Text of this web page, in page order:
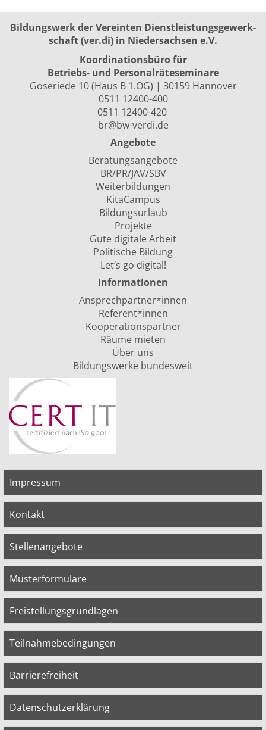
Bildungswerk der Vereinten Dienst­leis­tungs­ge­werk­
schaft (ver.di) in Niedersachsen e.V.
Koordinationsbüro für
Betriebs- und Personalräte­seminare
Goseriede 10 (Haus B 1.OG) | 30159 Hannover
0511 12400-400
0511 12400-420
br@bw-verdi.de
Angebote
Beratungsangebote
BR/PR/JAV/SBV
Weiterbildungen
KitaCampus
Bildungsurlaub
Projekte
Gute digitale Arbeit
Politische Bildung
Let‘s go digital!
Informationen
Ansprechpartner*innen
Referent*innen
Kooperationspartner
Räume mieten
Über uns
Bildungswerke bundesweit
Impressum
Kontakt
Stellenangebote
Musterformulare
Freistellungsgrundlagen
Teilnahmebedingungen
Barrierefreiheit
Datenschutzerklärung